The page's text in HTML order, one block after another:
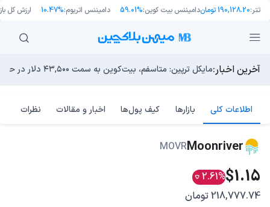
تتر:190,128.20 تومان دامیننس بیت کوین:59.01% دامیننس اتریوم:10.47% ارزش کل
آخرین اخبار:مایکل ترپین: متاسفم، بیت‌کوین به سمت ۴۳,۵۰۰ دلار در حال سقوط است
توسعه‌دهندگان بیت‌کوین ۸۵ باگ بحرانی را در یک وضعیت «فوق‌العاده بد» شناسایی کردند
اوج‌گیری طلا با تقاضای چین؛ چرا قیمت بیت کوین در ۶۴ هزار دلار درجا می‌زند؟
بدترین نمودار برای گاوهای بیت کوین؛ آیا دوران رالی‌های
انتقال ۶۶ میلیون دلاری بیت کوین توسط مایکرواستراتژی؛ آیا فشار فروش جدیدی در راه است؟
اطلاعات کلی بازارها کیف پول‌ها اخبار و مقالات نظرات
Moonriver
MOVR
$1.15
2.61%
218,777.74 تومان